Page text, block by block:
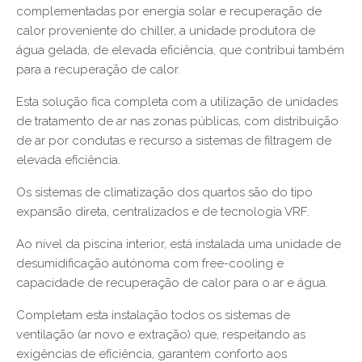
complementadas por energia solar e recuperação de
calor proveniente do chiller, a unidade produtora de
água gelada, de elevada eficiência, que contribui também
para a recuperação de calor.
Esta solução fica completa com a utilização de unidades
de tratamento de ar nas zonas públicas, com distribuição
de ar por condutas e recurso a sistemas de filtragem de
elevada eficiência.
Os sistemas de climatização dos quartos são do tipo
expansão direta, centralizados e de tecnologia VRF.
Ao nível da piscina interior, está instalada uma unidade de
desumidificação autónoma com free-cooling e
capacidade de recuperação de calor para o ar e água.
Completam esta instalação todos os sistemas de
ventilação (ar novo e extração) que, respeitando as
exigências de eficiência, garantem conforto aos